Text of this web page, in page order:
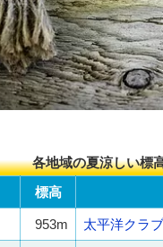
各地域の夏涼しい標
標高
953m 太平洋クラ